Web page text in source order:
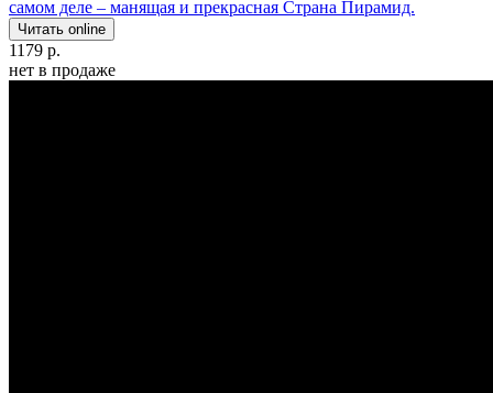
самом деле – манящая и прекрасная Страна Пирамид.
Читать online
1179 р.
нет в продаже